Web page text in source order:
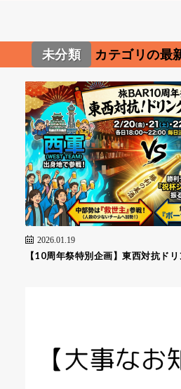
未分類 カテゴリの最
2026.01.19
【10周年祭特別企画】東西対抗ド